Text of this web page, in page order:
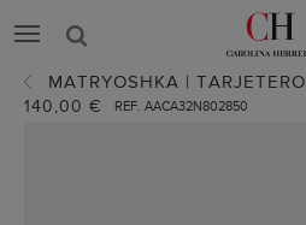
MATRYOSHKA | TARJETERO
140,00 € REF. AACA32N802850